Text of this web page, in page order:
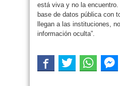
está viva y no la
base de datos pública con
llegan a las instituciones,
información oculta”.